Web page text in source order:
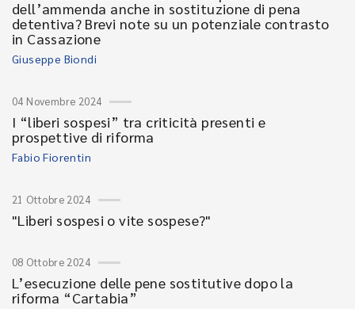
dell’ammenda anche in sostituzione di pena
detentiva? Brevi note su un potenziale contrasto
in Cassazione
Giuseppe Biondi
04 Novembre 2024
I “liberi sospesi” tra criticità presenti e
prospettive di riforma
Fabio Fiorentin
21 Ottobre 2024
"Liberi sospesi o vite sospese?"
08 Ottobre 2024
L’esecuzione delle pene sostitutive dopo la
riforma “Cartabia”